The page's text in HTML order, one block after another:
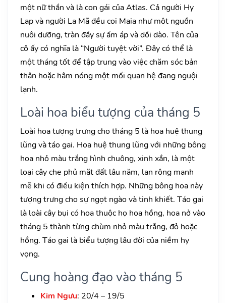
một nữ thần và là con gái của Atlas. Cả người Hy
Lạp và người La Mã đều coi Maia như một nguồn
nuôi dưỡng, tràn đầy sự ấm áp và dồi dào. Tên của
cô ấy có nghĩa là “Người tuyệt vời”. Đây có thể là
một tháng tốt để tập trung vào việc chăm sóc bản
thân hoặc hâm nóng một mối quan hệ đang nguội
lạnh.
Loài hoa biểu tượng của tháng 5
Loài hoa tượng trưng cho tháng 5 là hoa huệ thung
lũng và táo gai. Hoa huệ thung lũng với những bông
hoa nhỏ màu trắng hình chuông, xinh xắn, là một
loại cây che phủ mặt đất lâu năm, lan rộng mạnh
mẽ khi có điều kiện thích hợp. Những bông hoa này
tượng trưng cho sự ngọt ngào và tinh khiết. Táo gai
là loài cây bụi có hoa thuộc họ hoa hồng, hoa nở vào
tháng 5 thành từng chùm nhỏ màu trắng, đỏ hoặc
hồng. Táo gai là biểu tượng lâu đời của niềm hy
vọng.
Cung hoàng đạo vào tháng 5
Kim Ngưu: 20/4 – 19/5